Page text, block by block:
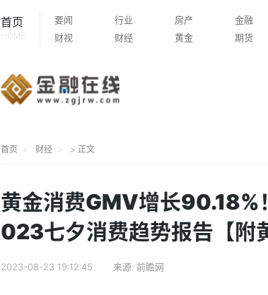
首页
HOME
要闻 行业 房产 金融
财视
财经 黄金 期货
首页 财经 > 正文
黄金消费GMV增长90.18%
023七夕消费趋势报告【附
2023-08-23 19:12:45 来源: 前瞻网